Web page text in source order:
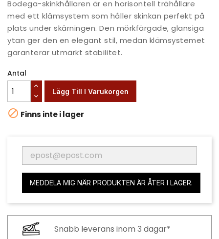
Bodega-skinkhållaren är en horisontell trähållare
med ett klämsystem som håller skinkan perfekt på
plats under skärningen. Den mörkfärgade, glansiga
ytan ger den en elegant stil, medan klämsystemet
garanterar utmärkt stabilitet.
Antal
Lägg Till I Varukorgen
 Finns inte i lager
MEDDELA MIG NÄR PRODUKTEN ÄR ÅTER I LAGER.
Snabb leverans inom 3 dagar*